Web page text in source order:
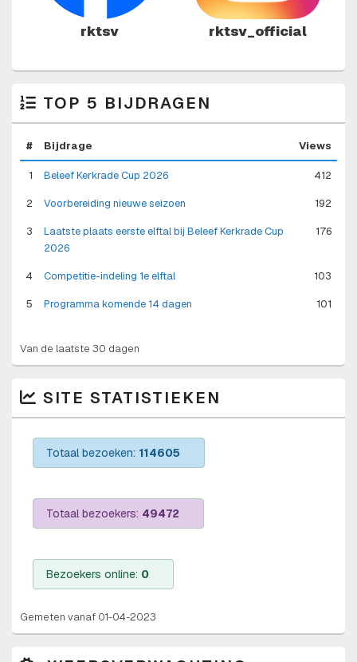
rktsv rktsv_official
TOP 5 BIJDRAGEN
# Bijdrage Views
1 Beleef Kerkrade Cup 2026 412
2 Voorbereiding nieuwe seizoen 192
3
Laatste plaats eerste elftal bij Beleef Kerkrade Cup
2026
176
4 Competitie-indeling 1e elftal 103
5 Programma komende 14 dagen 101
Van de laatste 30 dagen
SITE STATISTIEKEN
Totaal bezoeken: 114605
Totaal bezoekers: 49472
Bezoekers online: 0
Gemeten vanaf 01-04-2023